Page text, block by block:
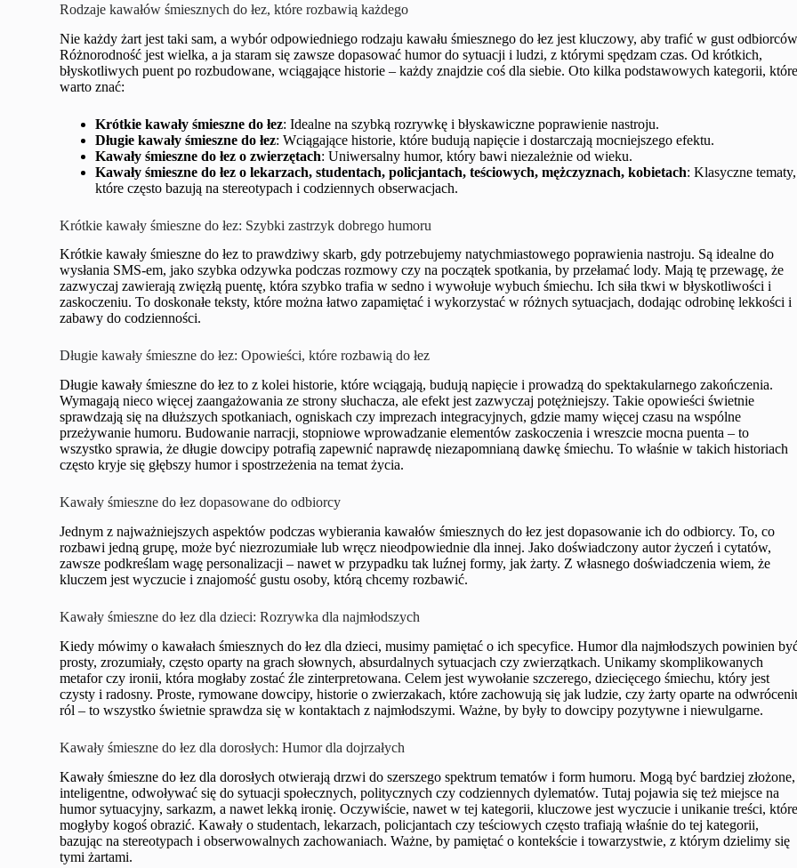
Rodzaje kawałów śmiesznych do łez, które rozbawią każdego
Nie każdy żart jest taki sam, a wybór odpowiedniego rodzaju kawału śmiesznego do łez jest kluczowy, aby trafić w gust
Różnorodność jest wielka, a ja staram się zawsze dopasować humor do sytuacji i ludzi, z którymi spędzam czas. Od krótkich,
błyskotliwych puent po rozbudowane, wciągające historie – każdy znajdzie coś dla siebie. Oto kilka podstawowych kategorii, które
warto znać:
Krótkie kawały śmieszne do łez: Idealne na szybką rozrywkę i błyskawiczne poprawienie nastroju.
Długie kawały śmieszne do łez: Wciągające historie, które budują napięcie i dostarczają mocniejszego efektu.
Kawały śmieszne do łez o zwierzętach: Uniwersalny humor, który bawi niezależnie od wieku.
Kawały śmieszne do łez o lekarzach, studentach, policjantach, teściowych, mężczyznach, kobietach: Klasyczne tematy,
które często bazują na stereotypach i codziennych obserwacjach.
Krótkie kawały śmieszne do łez: Szybki zastrzyk dobrego humoru
Krótkie kawały śmieszne do łez to prawdziwy skarb, gdy potrzebujemy natychmiastowego poprawienia nastroju. Są idealne do
wysłania SMS-em, jako szybka odzywka podczas rozmowy czy na początek spotkania, by przełamać lody. Mają tę przewagę, że
zazwyczaj zawierają zwięzłą puentę, która szybko trafia w sedno i wywołuje wybuch śmiechu. Ich siła tkwi w błyskotliwości i
zaskoczeniu. To doskonałe teksty, które można łatwo zapamiętać i wykorzystać w różnych sytuacjach, dodając odrobinę lekkości i
zabawy do codzienności.
Długie kawały śmieszne do łez: Opowieści, które rozbawią do łez
Długie kawały śmieszne do łez to z kolei historie, które wciągają, budują napięcie i prowadzą do spektakularnego zakończenia.
Wymagają nieco więcej zaangażowania ze strony słuchacza, ale efekt jest zazwyczaj potężniejszy. Takie opowieści świetnie
sprawdzają się na dłuższych spotkaniach, ogniskach czy imprezach integracyjnych, gdzie mamy więcej czasu na wspólne
przeżywanie humoru. Budowanie narracji, stopniowe wprowadzanie elementów zaskoczenia i wreszcie mocna puenta – to
wszystko sprawia, że długie dowcipy potrafią zapewnić naprawdę niezapomnianą dawkę śmiechu. To właśnie w takich historiach
często kryje się głębszy humor i spostrzeżenia na temat życia.
Kawały śmieszne do łez dopasowane do odbiorcy
Jednym z najważniejszych aspektów podczas wybierania kawałów śmiesznych do łez jest dopasowanie ich do odbiorcy. To, co
rozbawi jedną grupę, może być niezrozumiałe lub wręcz nieodpowiednie dla innej. Jako doświadczony autor życzeń i cytatów,
zawsze podkreślam wagę personalizacji – nawet w przypadku tak luźnej formy, jak żarty. Z własnego doświadczenia wiem, że
kluczem jest wyczucie i znajomość gustu osoby, którą chcemy rozbawić.
Kawały śmieszne do łez dla dzieci: Rozrywka dla najmłodszych
Kiedy mówimy o kawałach śmiesznych do łez dla dzieci, musimy pamiętać o ich specyfice. Humor dla najmłodszych powinien
prosty, zrozumiały, często oparty na grach słownych, absurdalnych sytuacjach czy zwierzątkach. Unikamy skomplikowanych
metafor czy ironii, która mogłaby zostać źle zinterpretowana. Celem jest wywołanie szczerego, dziecięcego śmiechu, który jest
czysty i radosny. Proste, rymowane dowcipy, historie o zwierzakach, które zachowują się jak ludzie, czy żarty oparte na
ról – to wszystko świetnie sprawdza się w kontaktach z najmłodszymi. Ważne, by były to dowcipy pozytywne i niewulgarne.
Kawały śmieszne do łez dla dorosłych: Humor dla dojrzałych
Kawały śmieszne do łez dla dorosłych otwierają drzwi do szerszego spektrum tematów i form humoru. Mogą być bardziej złożone,
inteligentne, odwoływać się do sytuacji społecznych, politycznych czy codziennych dylematów. Tutaj pojawia się też miejsce na
humor sytuacyjny, sarkazm, a nawet lekką ironię. Oczywiście, nawet w tej kategorii, kluczowe jest wyczucie i unikanie treści, które
mogłyby kogoś obrazić. Kawały o studentach, lekarzach, policjantach czy teściowych często trafiają właśnie do tej kategorii,
bazując na stereotypach i obserwowalnych zachowaniach. Ważne, by pamiętać o kontekście i towarzystwie, z którym dzielimy się
tymi żartami.